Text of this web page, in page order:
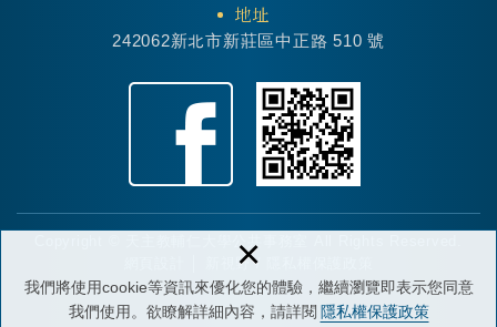
我們將使用cookie等資訊來優化您的體驗，繼續瀏覽即表示您同意
我們使用。欲瞭解詳細內容，請詳閱 隱私權保護政策
×
地址
242062新北市新莊區中正路 510 號
網頁設計 │ 新視野/